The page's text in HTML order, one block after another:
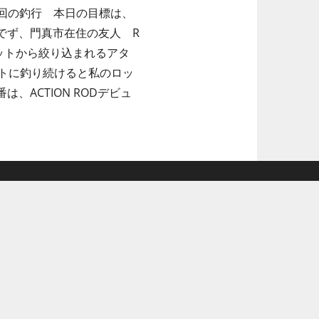
の釣行 本日の目標は、
ず、門真市在住の友人 R
から絞り込まれるアタ
に釣り続けると私のロッ
、ACTION RODデビュ